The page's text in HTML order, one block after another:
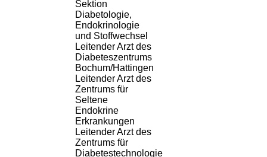
Sektion
Diabetologie,
Endokrinologie
und Stoffwechsel
Leitender Arzt des
Diabeteszentrums
Bochum/Hattingen
Leitender Arzt des
Zentrums für
Seltene
Endokrine
Erkrankungen
Leitender Arzt des
Zentrums für
Diabetestechnologie